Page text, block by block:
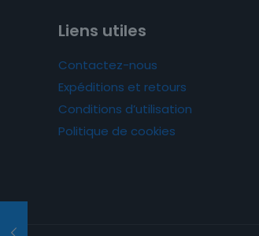
Liens utiles
Contactez-nous
Expéditions et retours
Conditions d’utilisation
Politique de cookies